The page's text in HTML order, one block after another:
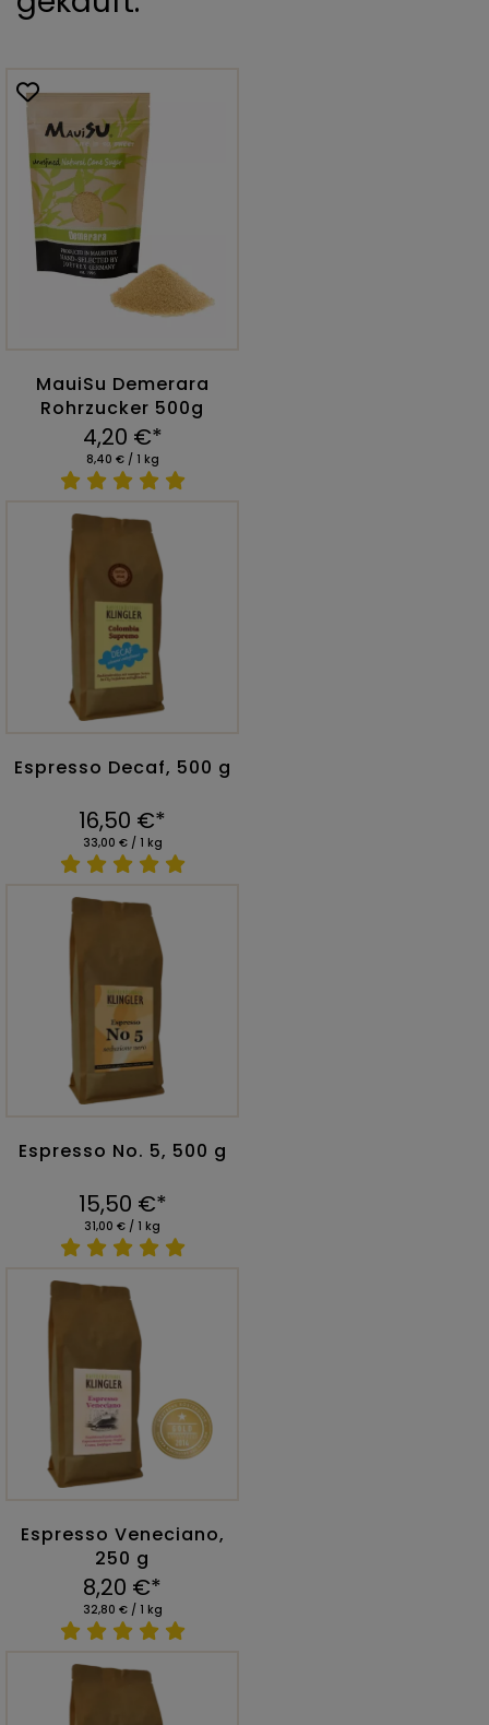
MauiSu Demerara
Rohrzucker 500g
4,20 €*
8,40 € / 1 kg
Espresso Decaf, 500 g
16,50 €*
33,00 € / 1 kg
Espresso No. 5, 500 g
15,50 €*
31,00 € / 1 kg
Espresso Veneciano,
250 g
8,20 €*
32,80 € / 1 kg